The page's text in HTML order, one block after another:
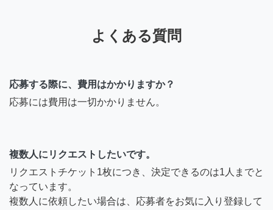
よくある質問
応募する際に、費用はかかりますか？
応募には費用は一切かかりません。
複数人にリクエストしたいです。
リクエストチケット1枚につき、決定できるのは1人までと
なっています。
複数人に依頼したい場合は、応募者をお気に入り登録して